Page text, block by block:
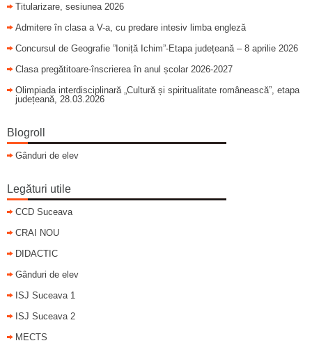
Titularizare, sesiunea 2026
Admitere în clasa a V-a, cu predare intesiv limba engleză
Concursul de Geografie ”Ioniță Ichim”-Etapa județeană – 8 aprilie 2026
Clasa pregătitoare-înscrierea în anul școlar 2026-2027
Olimpiada interdisciplinară „Cultură și spiritualitate românească”, etapa
județeană, 28.03.2026
Blogroll
Gânduri de elev
Legături utile
CCD Suceava
CRAI NOU
DIDACTIC
Gânduri de elev
ISJ Suceava 1
ISJ Suceava 2
MECTS